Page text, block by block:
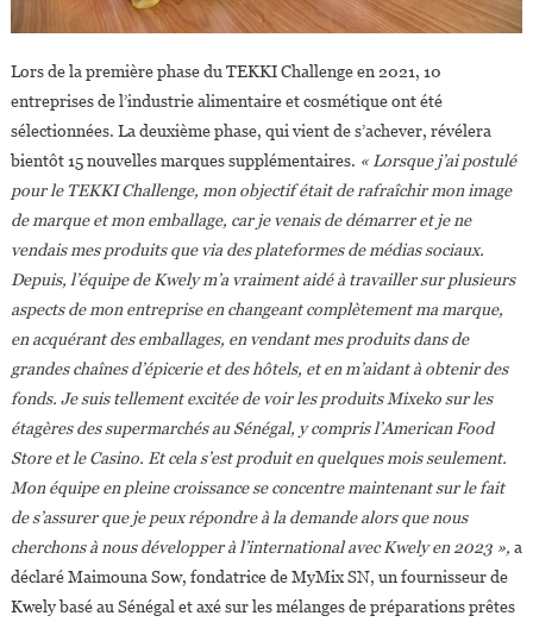
Lors de la première phase du TEKKI Challenge en 2021, 10
entreprises de l’industrie alimentaire et cosmétique ont été
sélectionnées. La deuxième phase, qui vient de s’achever, révélera
bientôt 15 nouvelles marques supplémentaires. « Lorsque j’ai postulé
pour le TEKKI Challenge, mon objectif était de rafraîchir mon image
de marque et mon emballage, car je venais de démarrer et je ne
vendais mes produits que via des plateformes de médias sociaux.
Depuis, l’équipe de Kwely m’a vraiment aidé à travailler sur plusieurs
aspects de mon entreprise en changeant complètement ma marque,
en acquérant des emballages, en vendant mes produits dans de
grandes chaînes d’épicerie et des hôtels, et en m’aidant à obtenir des
fonds. Je suis tellement excitée de voir les produits Mixeko sur les
étagères des supermarchés au Sénégal, y compris l’American Food
Store et le Casino. Et cela s’est produit en quelques mois seulement.
Mon équipe en pleine croissance se concentre maintenant sur le fait
de s’assurer que je peux répondre à la demande alors que nous
cherchons à nous développer à l’international avec Kwely en 2023 », a
déclaré Maimouna Sow, fondatrice de MyMix SN, un fournisseur de
Kwely basé au Sénégal et axé sur les mélanges de préparations prêtes